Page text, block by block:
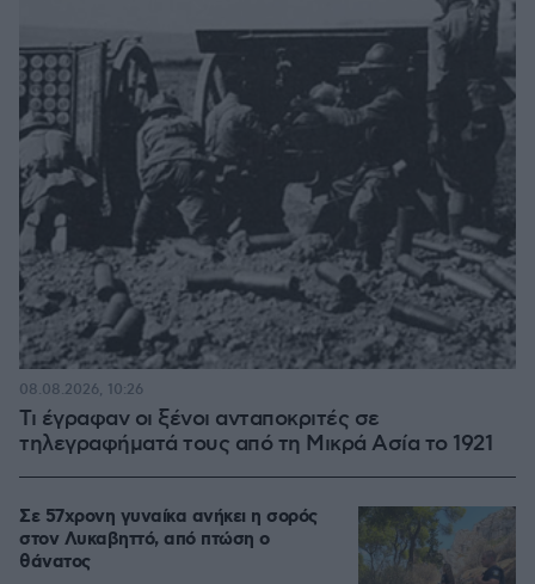
Τι έγραφαν οι ξένοι ανταποκριτές σε
τηλεγραφήματά τους από τη Μικρά Ασία το 1921
08.08.2026, 10:26
Σε 57χρονη γυναίκα ανήκει η σορός
στον Λυκαβηττό, από πτώση ο
θάνατος